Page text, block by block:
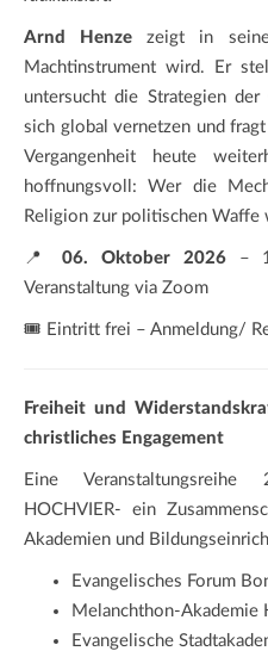
Arnd Henze zeigt in
Machtinstrument wird. Er
untersucht die Strategien
sich global vernetzen und
Vergangenheit heute
hoffnungsvoll: Wer die
Religion zur politischen Waffe
📍06. Oktober 2026–
Veranstaltung via Zoom
🎟️ Eintritt frei – Anmeldung/
Freiheit und
christliches Engagement
Eine
HOCHVIER- ein
Akademien und
Evangelisches Forum
Melanchthon-Akademie
Evangelische